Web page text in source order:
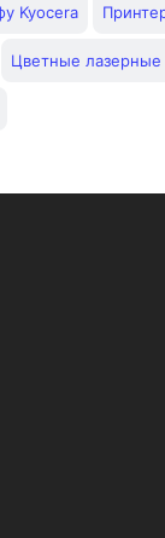
Kyocera
Цветные